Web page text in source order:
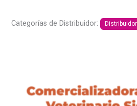
Categorías de Distribuidor: